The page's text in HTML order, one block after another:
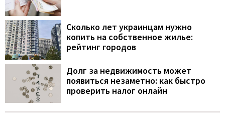
Сколько лет украинцам нужно
копить на собственное жилье:
рейтинг городов
Долг за недвижимость может
появиться незаметно: как быстро
проверить налог онлайн